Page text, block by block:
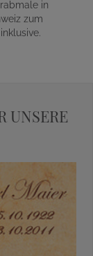
in
zum
UNSERE